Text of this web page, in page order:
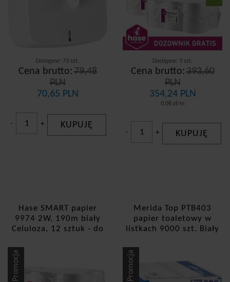
Ilość warstw
2-warstwowy
Dostępne: 73 szt.
Cena brutto: 79,48
PLN
70,65 PLN
- + KUPUJĘ
Dostępne: 3 szt.
Cena brutto: 393,60
PLN
354,24 PLN
0,08 zł/m
- + KUPUJĘ
Hase SMART papier
9974 2W, 190m biały
Celuloza, 12 sztuk - do
Promocja
Merida Top PTB403
papier toaletowy w
listkach 9000 szt. Biały
Promocja